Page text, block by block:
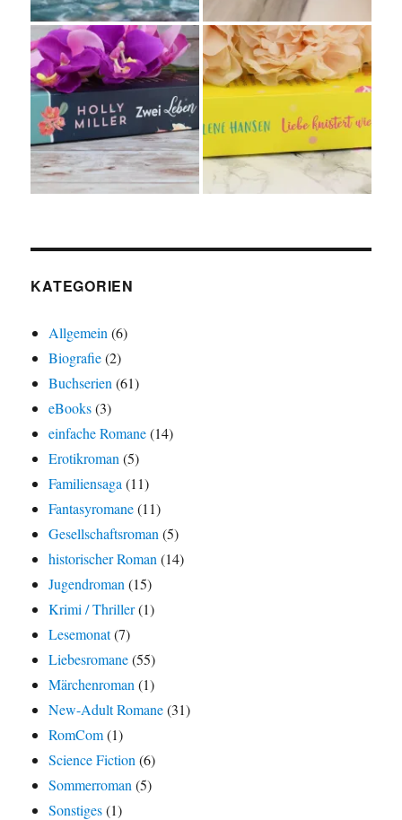
KATEGORIEN
Allgemein (6)
Biografie(2)
Buchserien (61)
eBooks(3)
einfache Romane(14)
Erotikroman (5)
Familiensaga (11)
Fantasyromane(11)
Gesellschaftsroman (5)
historischer Roman (14)
Jugendroman (15)
Krimi / Thriller(1)
Lesemonat(7)
Liebesromane(55)
Märchenroman (1)
New-Adult Romane(31)
RomCom(1)
Science Fiction (6)
Sommerroman (5)
Sonstiges(1)